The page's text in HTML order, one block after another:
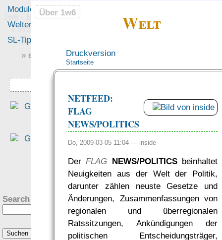
1w6 - Ein Würfel System
- Einfach saubere, freie
Rollenspiel-Regeln
Welt
Druckversion
Startseite
NETFEED:
FLAG
NEWS/POLITICS
Do, 2009-03-05 11:04 — inside
DerFLAG NEWS/POLITICSbeinhaltet
Neuigkeiten aus der Welt der Politik,
darunter zählen neuste Gesetze und
Änderungen, Zusammenfassungen von
regionalen und überregionalen
Ratssitzungen, Ankündigungen der
politischen Entscheidungsträger,
Über 1w6
Module
Welten
SL-Tipps
» einfach saubere «
» Regeln «
Über 1w6
Search this site:
„Das EWS ist ein
gelun­ge­nes Sys­tem, wenn
darum geht, mit
Regeln eine
— Tim Charzinski in
Rezension bei den
helden
was Leute sagen…